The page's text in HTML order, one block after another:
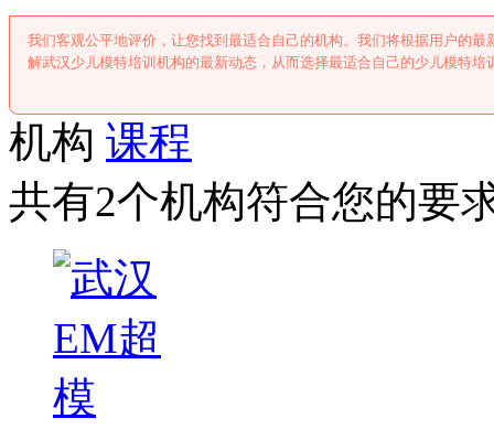
我们客观公平地评价，让您找到最适合自己的机构。我们将根据用户的
解武汉少儿模特培训机构的最新动态，从而选择最适合自己的少儿模特培
机构 课程
共有2个机构符合您的要